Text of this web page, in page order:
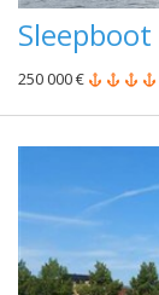
250 000 €